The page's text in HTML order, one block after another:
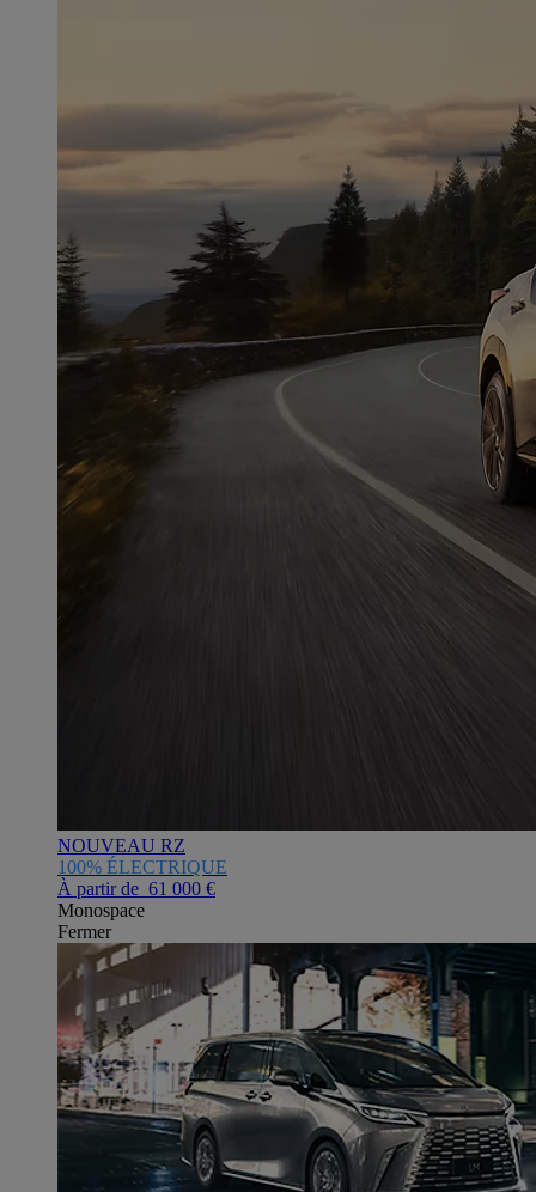
NOUVEAU RZ
100% ÉLECTRIQUE
À partir de 61 000 €
Monospace
Fermer